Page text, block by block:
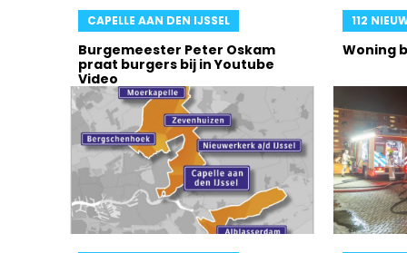
CAPELLE AAN DEN IJSSEL
Burgemeester Peter Oskam
praat burgers bij in Youtube
Video
112
Woning